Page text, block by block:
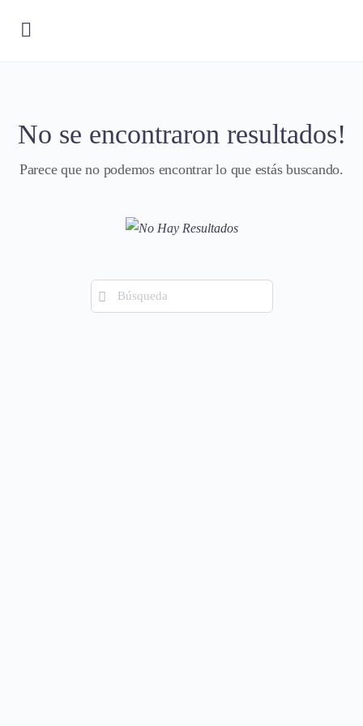
No se encontraron resultados!
Parece que no podemos encontrar lo que estás buscando.
Búsqueda
de: